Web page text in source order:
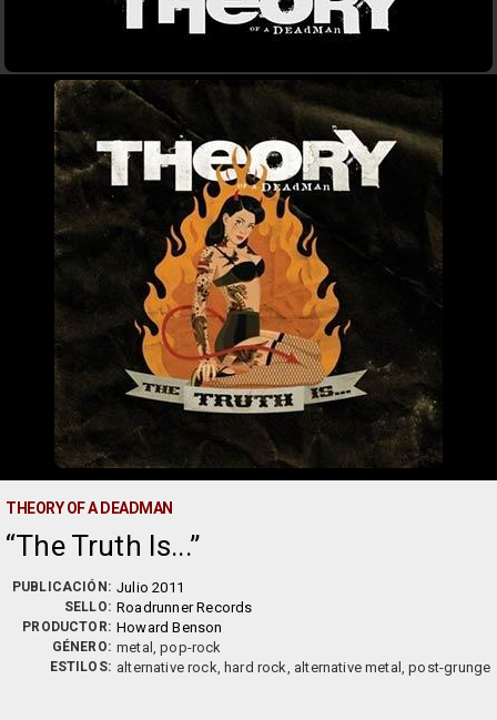
THEORY OF A DEADMAN
The Truth Is...
PUBLICACIÓN: Julio 2011
SELLO: Roadrunner Records
PRODUCTOR: Howard Benson
GÉNERO: metal, pop-rock
ESTILOS: alternative rock, hard rock, alternative metal, post-grunge